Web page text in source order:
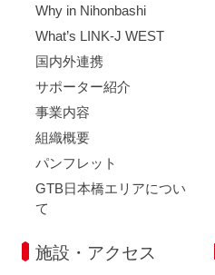
Why in Nihonbashi
What’s LINK-J WEST
国内外連携
サポーター紹介
事業内容
組織概要
パンフレット
GTB日本橋エリアについ
て
施設・アクセス